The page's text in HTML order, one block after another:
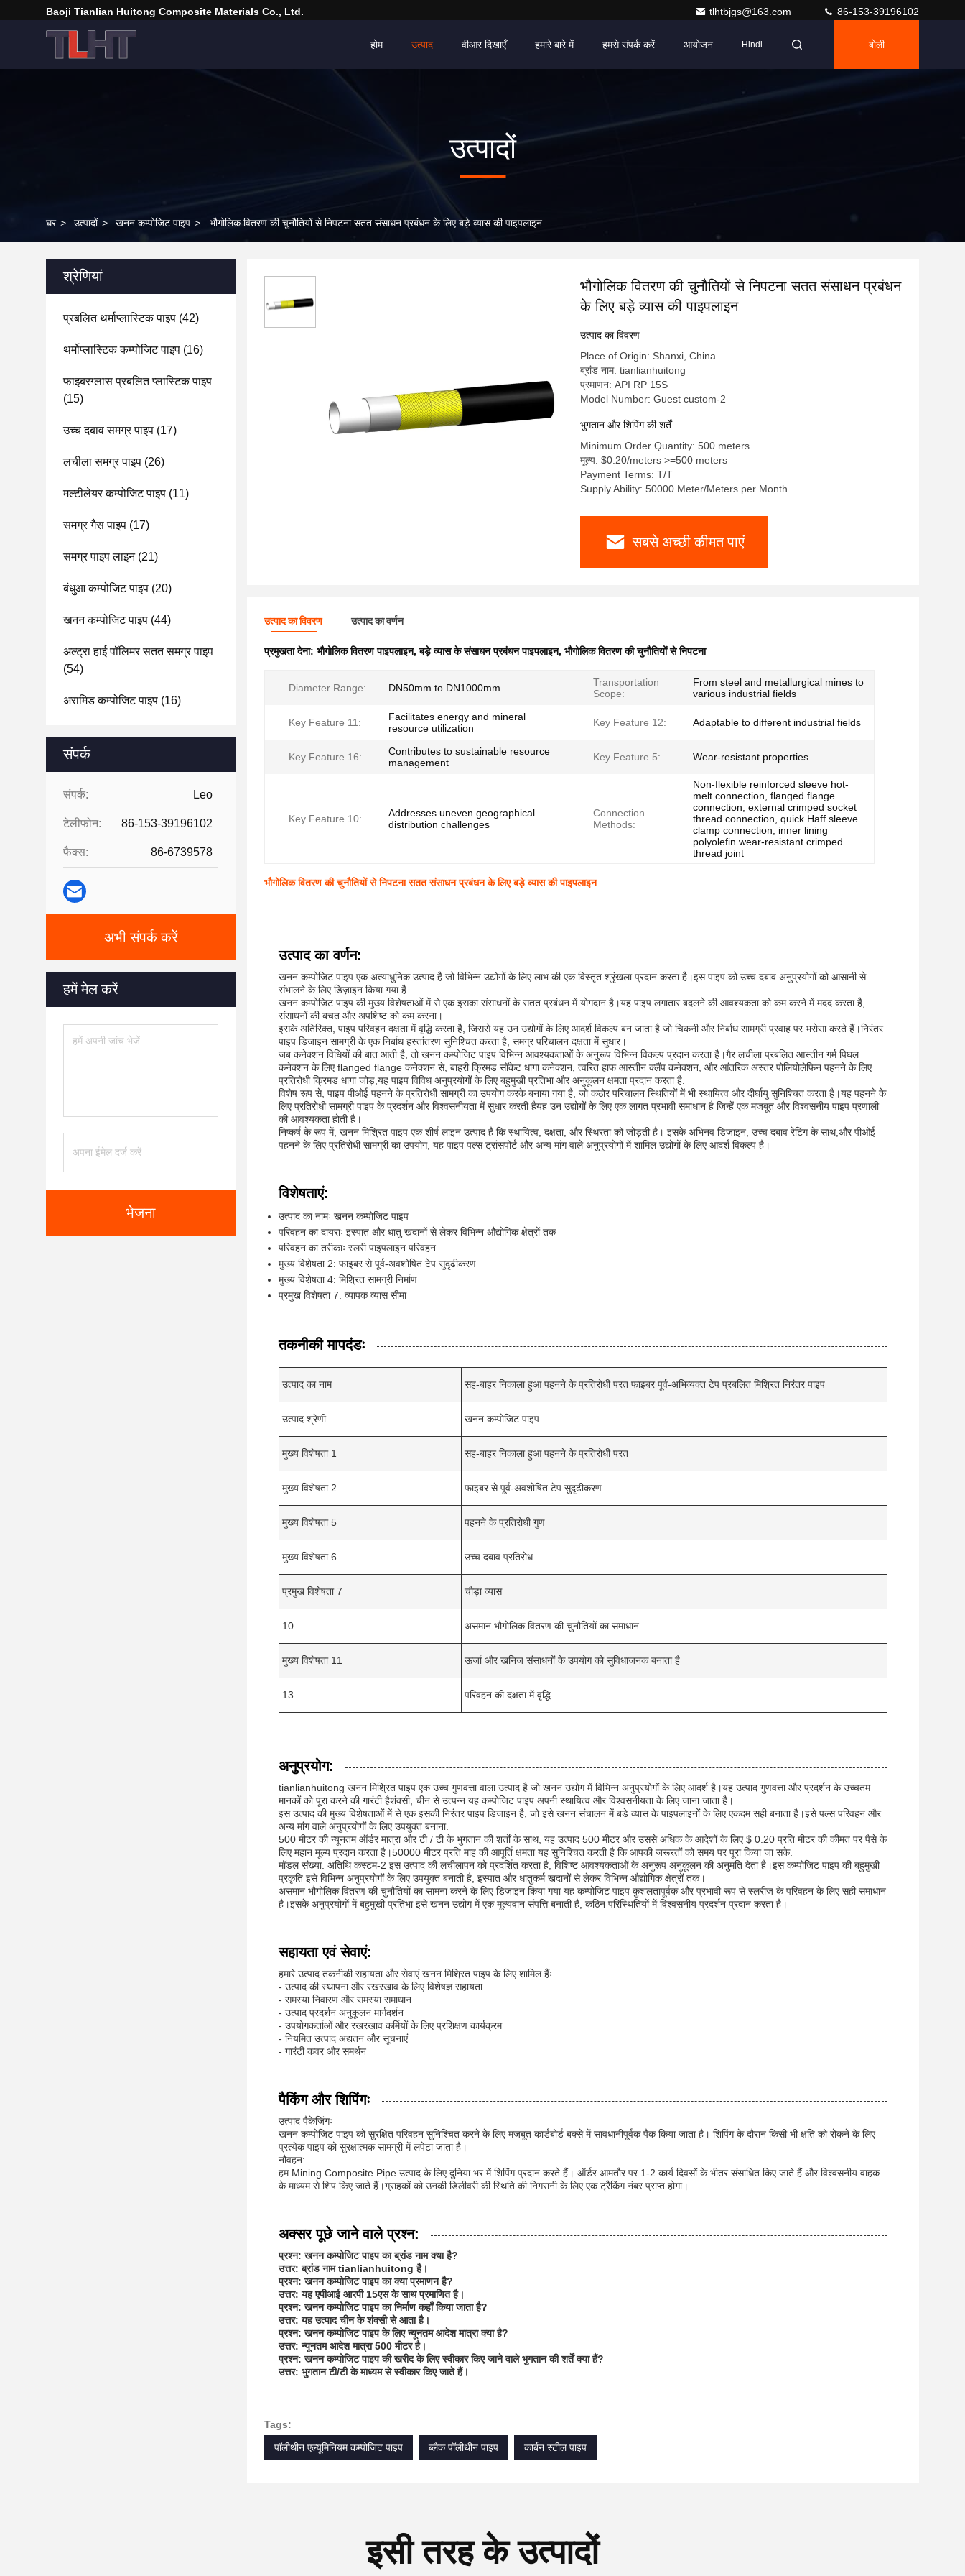
Baoji Tianlian Huitong Composite Materials Co., Ltd. tlhtbjgs@163.com 86-153-39196102
होम उत्पाद वीआर दिखाएँ हमारे बारे में हमसे संपर्क करें आयोजन Hindi बोली
उत्पादों
घर > उत्पादों > खनन कम्पोजिट पाइप > भौगोलिक वितरण की चुनौतियों से निपटना सतत संसाधन प्रबंधन के लिए बड़े व्यास की पाइपलाइन
श्रेणियां
प्रबलित थर्माप्लास्टिक पाइप (42)
थर्मोप्लास्टिक कम्पोजिट पाइप (16)
फाइबरग्लास प्रबलित प्लास्टिक पाइप
(15)
उच्च दबाव समग्र पाइप (17)
लचीला समग्र पाइप (26)
मल्टीलेयर कम्पोजिट पाइप (11)
समग्र गैस पाइप (17)
समग्र पाइप लाइन(21)
बंधुआ कम्पोजिट पाइप (20)
खनन कम्पोजिट पाइप (44)
अल्ट्रा हाई पॉलिमर सतत समग्र पाइप
(54)
अरामिड कम्पोजिट पाइप (16)
संपर्क
संपर्क: Leo
टेलीफोन: 86-153-39196102
फैक्स: 86-6739578
अभी संपर्क करें
हमें मेल करें
भेजना
भौगोलिक वितरण की चुनौतियों से निपटना सतत संसाधन प्रबंधन
के लिए बड़े व्यास की पाइपलाइन
उत्पाद का विवरण
Place of Origin: Shanxi, China
ब्रांड नाम: tianlianhuitong
प्रमाणन: API RP 15S
Model Number: Guest custom-2
भुगतान और शिपिंग की शर्तें
Minimum Order Quantity: 500 meters
मूल्य: $0.20/meters >=500 meters
Payment Terms: T/T
Supply Ability: 50000 Meter/Meters per Month
सबसे अच्छी कीमत पाएं
उत्पाद का विवरण उत्पाद का वर्णन
प्रमुखता देना: भौगोलिक वितरण पाइपलाइन,बड़े व्यास के संसाधन प्रबंधन पाइपलाइन, भौगोलिक वितरण की चुनौतियों से निपटना
Diameter Range: DN50mm to DN1000mm
Transportation
Scope:
From steel and metallurgical mines to
various industrial fields
Key Feature 11:
Facilitates energy and mineral
resource utilization
Key Feature 12: Adaptable to different industrial fields
Key Feature 16:
Contributes to sustainable resource
management
Key Feature 5: Wear-resistant properties
Key Feature 10:
Addresses uneven geographical
distribution challenges
Connection
Methods:
Non-flexible reinforced sleeve hot-
melt connection, flanged flange
connection, external crimped socket
thread connection, quick Haff sleeve
clamp connection, inner lining
polyolefin wear-resistant crimped
thread joint
भौगोलिक वितरण की चुनौतियों से निपटना सतत संसाधन प्रबंधन के लिए बड़े व्यास की पाइपलाइन
उत्पाद का वर्णन:
खनन कम्पोजिट पाइप एक अत्याधुनिक उत्पाद है जो विभिन्न उद्योगों के लिए लाभ की एक विस्तृत श्रृंखला प्रदान करता है।इस पाइप को उच्च दबाव अनुप्रयोगों को आसानी से
संभालने के लिए डिज़ाइन किया गया है.
खनन कम्पोजिट पाइप की मुख्य विशेषताओं में से एक इसका संसाधनों के सतत प्रबंधन में योगदान है।यह पाइप लगातार बदलने की आवश्यकता को कम करने में मदद करता है,
संसाधनों की बचत और अपशिष्ट को कम करना।
इसके अतिरिक्त, पाइप परिवहन दक्षता में वृद्धि करता है, जिससे यह उन उद्योगों के लिए आदर्श विकल्प बन जाता है जो चिकनी और निर्बाध सामग्री प्रवाह पर भरोसा करते हैं।निरंतर
पाइप डिजाइन सामग्री के एक निर्बाध हस्तांतरण सुनिश्चित करता है, समग्र परिचालन दक्षता में सुधार।
जब कनेक्शन विधियों की बात आती है, तो खनन कम्पोजिट पाइप विभिन्न आवश्यकताओं के अनुरूप विभिन्न विकल्प प्रदान करता है।गैर लचीला प्रबलित आस्तीन गर्म पिघल
कनेक्शन के लिए flanged flange कनेक्शन से, बाहरी क्रिमड सॉकेट धागा कनेक्शन, त्वरित हाफ आस्तीन क्लैंप कनेक्शन, और आंतरिक अस्तर पोलियोलेफिन पहनने के लिए
प्रतिरोधी क्रिमड धागा जोड़,यह पाइप विविध अनुप्रयोगों के लिए बहुमुखी प्रतिभा और अनुकूलन क्षमता प्रदान करता है.
विशेष रूप से, पाइप पीओई पहनने के प्रतिरोधी सामग्री का उपयोग करके बनाया गया है, जो कठोर परिचालन स्थितियों में भी स्थायित्व और दीर्घायु सुनिश्चित करता है।यह पहनने के
लिए प्रतिरोधी सामग्री पाइप के प्रदर्शन और विश्वसनीयता में सुधार करती हैयह उन उद्योगों के लिए एक लागत प्रभावी समाधान है जिन्हें एक मजबूत और विश्वसनीय पाइप प्रणाली
की आवश्यकता होती है।
निष्कर्ष के रूप में, खनन मिश्रित पाइप एक शीर्ष लाइन उत्पाद है कि स्थायित्व, दक्षता, और स्थिरता को जोड़ती है। इसके अभिनव डिजाइन, उच्च दबाव रेटिंग के साथ,और पीओई
पहनने के लिए प्रतिरोधी सामग्री का उपयोग, यह पाइप पल्स ट्रांसपोर्ट और अन्य मांग वाले अनुप्रयोगों में शामिल उद्योगों के लिए आदर्श विकल्प है।
विशेषताएं:
उत्पाद का नामः खनन कम्पोजिट पाइप
परिवहन का दायराः इस्पात और धातु खदानों से लेकर विभिन्न औद्योगिक क्षेत्रों तक
परिवहन का तरीकाः स्लरी पाइपलाइन परिवहन
मुख्य विशेषता 2: फाइबर से पूर्व-अवशोषित टेप सुदृढीकरण
मुख्य विशेषता 4: मिश्रित सामग्री निर्माण
प्रमुख विशेषता 7: व्यापक व्यास सीमा
तकनीकी मापदंडः
उत्पाद का नाम सह-बाहर निकाला हुआ पहनने के प्रतिरोधी परत फाइबर पूर्व-अभिव्यक्त टेप प्रबलित मिश्रित निरंतर पाइप
उत्पाद श्रेणी खनन कम्पोजिट पाइप
मुख्य विशेषता 1 सह-बाहर निकाला हुआ पहनने के प्रतिरोधी परत
मुख्य विशेषता 2 फाइबर से पूर्व-अवशोषित टेप सुदृढीकरण
मुख्य विशेषता 5 पहनने के प्रतिरोधी गुण
मुख्य विशेषता 6 उच्च दबाव प्रतिरोध
प्रमुख विशेषता 7 चौड़ा व्यास
10 असमान भौगोलिक वितरण की चुनौतियों का समाधान
मुख्य विशेषता 11 ऊर्जा और खनिज संसाधनों के उपयोग को सुविधाजनक बनाता है
13 परिवहन की दक्षता में वृद्धि
अनुप्रयोग:
tianlianhuitong खनन मिश्रित पाइप एक उच्च गुणवत्ता वाला उत्पाद है जो खनन उद्योग में विभिन्न अनुप्रयोगों के लिए आदर्श है।यह उत्पाद गुणवत्ता और प्रदर्शन के उच्चतम
मानकों को पूरा करने की गारंटी हैशंक्सी, चीन से उत्पन्न यह कम्पोजिट पाइप अपनी स्थायित्व और विश्वसनीयता के लिए जाना जाता है।
इस उत्पाद की मुख्य विशेषताओं में से एक इसकी निरंतर पाइप डिजाइन है, जो इसे खनन संचालन में बड़े व्यास के पाइपलाइनों के लिए एकदम सही बनाता है।इसे पल्स परिवहन और
अन्य मांग वाले अनुप्रयोगों के लिए उपयुक्त बनाना.
500 मीटर की न्यूनतम ऑर्डर मात्रा और टी / टी के भुगतान की शर्तों के साथ, यह उत्पाद 500 मीटर और उससे अधिक के आदेशों के लिए $ 0.20 प्रति मीटर की कीमत पर पैसे के
लिए महान मूल्य प्रदान करता है।50000 मीटर प्रति माह की आपूर्ति क्षमता यह सुनिश्चित करती है कि आपकी जरूरतों को समय पर पूरा किया जा सके.
मॉडल संख्या: अतिथि कस्टम-2 इस उत्पाद की लचीलापन को प्रदर्शित करता है, विशिष्ट आवश्यकताओं के अनुरूप अनुकूलन की अनुमति देता है।इस कम्पोजिट पाइप की बहुमुखी
प्रकृति इसे विभिन्न अनुप्रयोगों के लिए उपयुक्त बनाती है, इस्पात और धातुकर्म खदानों से लेकर विभिन्न औद्योगिक क्षेत्रों तक।
असमान भौगोलिक वितरण की चुनौतियों का सामना करने के लिए डिज़ाइन किया गया यह कम्पोजिट पाइप कुशलतापूर्वक और प्रभावी रूप से स्लरीज के परिवहन के लिए सही समाधान
है।इसके अनुप्रयोगों में बहुमुखी प्रतिभा इसे खनन उद्योग में एक मूल्यवान संपत्ति बनाती है, कठिन परिस्थितियों में विश्वसनीय प्रदर्शन प्रदान करता है।
सहायता एवं सेवाएं:
हमारे उत्पाद तकनीकी सहायता और सेवाएं खनन मिश्रित पाइप के लिए शामिल हैंः
- उत्पाद की स्थापना और रखरखाव के लिए विशेषज्ञ सहायता
- समस्या निवारण और समस्या समाधान
- उत्पाद प्रदर्शन अनुकूलन मार्गदर्शन
- उपयोगकर्ताओं और रखरखाव कर्मियों के लिए प्रशिक्षण कार्यक्रम
- नियमित उत्पाद अद्यतन और सूचनाएं
- गारंटी कवर और समर्थन
पैकिंग और शिपिंगः
उत्पाद पैकेजिंगः
खनन कम्पोजिट पाइप को सुरक्षित परिवहन सुनिश्चित करने के लिए मजबूत कार्डबोर्ड बक्से में सावधानीपूर्वक पैक किया जाता है। शिपिंग के दौरान किसी भी क्षति को रोकने के लिए
प्रत्येक पाइप को सुरक्षात्मक सामग्री में लपेटा जाता है।
नौवहन:
हम Mining Composite Pipe उत्पाद के लिए दुनिया भर में शिपिंग प्रदान करते हैं। ऑर्डर आमतौर पर 1-2 कार्य दिवसों के भीतर संसाधित किए जाते हैं और विश्वसनीय वाहक
के माध्यम से शिप किए जाते हैं।ग्राहकों को उनकी डिलीवरी की स्थिति की निगरानी के लिए एक ट्रैकिंग नंबर प्राप्त होगा।.
अक्सर पूछे जाने वाले प्रश्न:
प्रश्न: खनन कम्पोजिट पाइप का ब्रांड नाम क्या है?
उत्तर: ब्रांड नाम tianlianhuitong है।
प्रश्न: खनन कम्पोजिट पाइप का क्या प्रमाणन है?
उत्तर: यह एपीआई आरपी 15एस के साथ प्रमाणित है।
प्रश्न: खनन कम्पोजिट पाइप का निर्माण कहाँ किया जाता है?
उत्तर: यह उत्पाद चीन के शंक्सी से आता है।
प्रश्न: खनन कम्पोजिट पाइप के लिए न्यूनतम आदेश मात्रा क्या है?
उत्तर: न्यूनतम आदेश मात्रा 500 मीटर है।
प्रश्न: खनन कम्पोजिट पाइप की खरीद के लिए स्वीकार किए जाने वाले भुगतान की शर्तें क्या हैं?
उत्तर: भुगतान टी/टी के माध्यम से स्वीकार किए जाते हैं।
Tags:
पॉलीथीन एल्यूमिनियम कम्पोजिट पाइप
ब्लैक पॉलीथीन पाइप कार्बन स्टील पाइप
इसी तरह के उत्पादों